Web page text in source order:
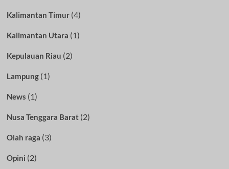
Kalimantan Timur(4)
Kalimantan Utara (1)
Kepulauan Riau (2)
Lampung(1)
News (1)
Nusa Tenggara Barat(2)
Olah raga (3)
Opini (2)